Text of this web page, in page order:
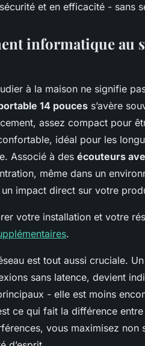
et en efficacité - sans
informatique au
à la maison ne signifie
14 pouces s’avère
assez compact pour
idéal pour les
Associé à des écouteurs
même dans un
impact direct sur votre
votre installation et votre
.
est tout aussi cruciale.
sans latence, devient
- elle est moins
ce qui fait la différence
vous maximisez non